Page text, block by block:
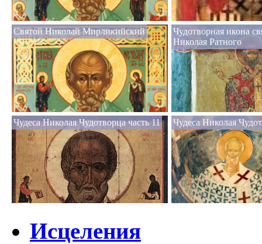
Святой Николай Мирликийский
Чудотворная икона
Николая Ратного
Чудеса Николая Чудотворца часть 11 Чудеса Николая
Исцеления